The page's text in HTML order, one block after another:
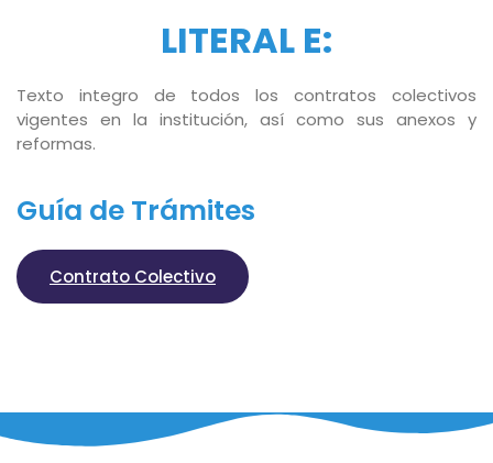
LITERAL E:
Texto integro de todos los contratos colectivos
vigentes en la institución, así como sus anexos y
reformas.
Guía de Trámites
Contrato Colectivo